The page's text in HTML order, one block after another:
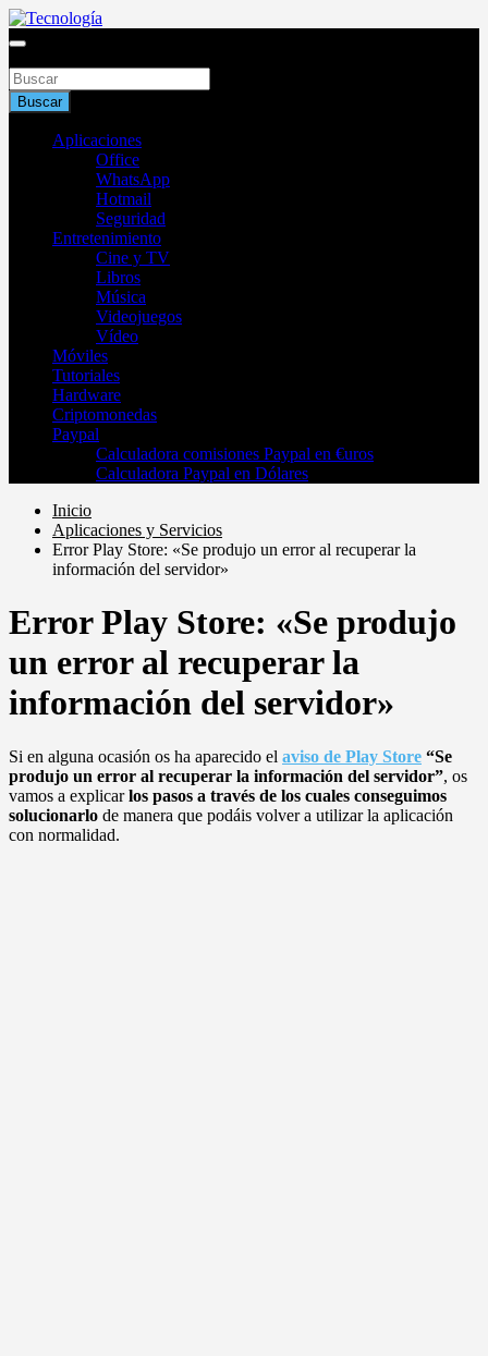
Saltar
al
Tecnología
Buscar
Aplicaciones
Office
WhatsApp
Hotmail
Seguridad
Entretenimiento
Cine y TV
Libros
Música
Videojuegos
Vídeo
Móviles
Tutoriales
Hardware
Criptomonedas
Paypal
Calculadora comisiones Paypal en €uros
Calculadora Paypal en Dólares
Inicio
Aplicaciones y Servicios
Error Play Store: «Se produjo un error al recuperar la
información del servidor»
Error Play Store: «Se produjo
un error al recuperar la
información del servidor»
Si en alguna ocasión os ha aparecido el aviso de Play Store “Se
produjo un error al recuperar la información del servidor”, os
vamos a explicarlos pasos a través de los cuales conseguimos
solucionarlo de manera que podáis volver a utilizar la aplicación
con normalidad.